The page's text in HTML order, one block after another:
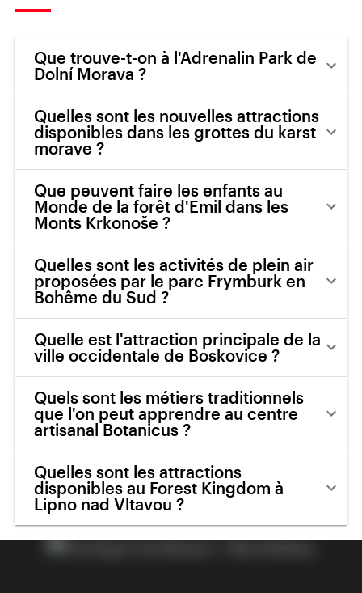
Que trouve-t-on à l'Adrenalin Park de
Dolní Morava ?
Quelles sont les nouvelles attractions
disponibles dans les grottes du karst
morave ?
Que peuvent faire les enfants au
Monde de la forêt d'Emil dans les
Monts Krkonoše ?
Quelles sont les activités de plein air
proposées par le parc Frymburk en
Bohême du Sud ?
Quelle est l'attraction principale de la
ville occidentale de Boskovice ?
Quels sont les métiers traditionnels
que l'on peut apprendre au centre
artisanal Botanicus ?
Quelles sont les attractions
disponibles au Forest Kingdom à
Lipno nad Vltavou ?